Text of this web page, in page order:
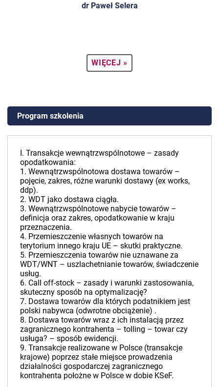
dr Paweł Selera
WIĘCEJ »
Program szkolenia
I. Transakcje wewnątrzwspólnotowe – zasady
opodatkowania:
1. Wewnątrzwspólnotowa dostawa towarów –
pojęcie, zakres, różne warunki dostawy (ex works,
ddp).
2. WDT jako dostawa ciągła.
3. Wewnątrzwspólnotowe nabycie towarów –
definicja oraz zakres, opodatkowanie w kraju
przeznaczenia.
4. Przemieszczenie własnych towarów na
terytorium innego kraju UE – skutki praktyczne.
5. Przemieszczenia towarów nie uznawane za
WDT/WNT – uszlachetnianie towarów, świadczenie
usług.
6. Call off-stock – zasady i warunki zastosowania,
skuteczny sposób na optymalizację?
7. Dostawa towarów dla których podatnikiem jest
polski nabywca (odwrotne obciążenie) .
8. Dostawa towarów wraz z ich instalacją przez
zagranicznego kontrahenta – tolling – towar czy
usługa? – sposób ewidencji.
9. Transakcje realizowane w Polsce (transakcje
krajowe) poprzez stałe miejsce prowadzenia
działalności gospodarczej zagranicznego
kontrahenta położne w Polsce w dobie KSeF.